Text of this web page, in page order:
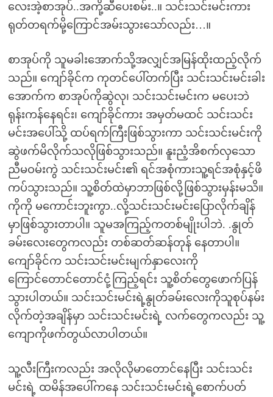
လေးအဲ့စာအုပ်..အကို့ဆီပေးစမ်း..။ သင်းသင်းမင်းကား
ရုတ်တရက်မို့ကြောင်အမ်းသွားသော်လည်း…။
စာအုပ်ကို သူမခါးအောက်သို့အလျှင်အမြန်ထိုးထည့်လိုက်
သည်။ ကျော်ခိုင်က ကုတင်ပေါ်တက်ပြီး သင်းသင်းမင်းခါး
အောက်က စာအုပ်ကိုဆွဲလု၊ သင်းသင်းမင်းက မပေးဘဲ
ရုန်းကန်နေရင်း၊ ကျော်ခိုင်ကား အမှတ်မထင် သင်းသင်း
မင်းအပေါ်သို့ ထပ်ရက်ကြီးဖြစ်သွားကာ သင်းသင်းမင်းကို
ဆွဲဖက်မိလိုက်သလိုဖြစ်သွားသည်။ နူးညံ့အိစက်လှသော
ညီမဝမ်းကွဲ သင်းသင်းမင်း၏ ရင်အစုံကားသူ့ရင်အစုံနှင့်ဖိ
ကပ်သွားသည်။ သူ့စိတ်ထဲမှာဘာဖြစ်လို့ဖြစ်သွားမှန်းမသိ။
ကိုကို မကောင်းဘူးကွာ..လို့သင်းသင်းမင်းပြောလိုက်ချိန်
မှာဖြစ်သွားတာပါ။ သူမအကြည့်ကတစ်မျိုးပါဘဲ. .နွုတ်
ခမ်းလေးတွေကလည်း တစ်ဆတ်ဆန်တုန် နေတာပါ။
ကျော်ခိုင်က သင်းသင်းမင်းမျက်နှာလေးကို
ကြောင်တောင်တောင်ငုံ့ကြည့်ရင်း သူ့စိတ်တွေဖောက်ပြန်
သွားပါတယ်။ သင်းသင်းမင်းရဲ့နွုတ်ခမ်းလေးကိုသူစုပ်နမ်း
လိုက်တဲ့အချိန်မှာ သင်းသင်းမင်းရဲ့ လက်တွေကလည်း သူ့
ကျောကိုဖက်တွယ်လာပါတယ်။
သူ့လီးကြီးကလည်း အလိုလိုမာတောင်နေပြီး သင်းသင်း
မင်းရဲ့ ထမိန်အပေါ်ကနေ သင်းသင်းမင်းရဲ့စောက်ပတ်